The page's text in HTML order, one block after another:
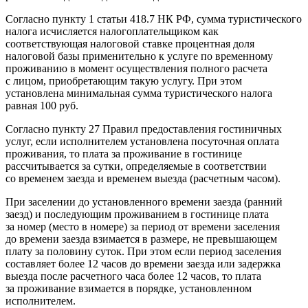
Согласно пункту 1 статьи 418.7 НК РФ, сумма туристического
налога исчисляется налогоплательщиком как
соответствующая налоговой ставке процентная доля
налоговой базы применительно к услуге по временному
проживанию в момент осуществления полного расчета
с лицом, приобретающим такую услугу. При этом
установлена минимальная сумма туристического налога
равная 100 руб.
Согласно пункту 27 Правил предоставления гостиничных
услуг, если исполнителем установлена посуточная оплата
проживания, то плата за проживание в гостинице
рассчитывается за сутки, определяемые в соответствии
со временем заезда и временем выезда (расчетным часом).
При заселении до установленного времени заезда (ранний
заезд) и последующим проживанием в гостинице плата
за номер (место в номере) за период от времени заселения
до времени заезда взимается в размере, не превышающем
плату за половину суток. При этом если период заселения
составляет более 12 часов до времени заезда или задержка
выезда после расчетного часа более 12 часов, то плата
за проживание взимается в порядке, установленном
исполнителем.